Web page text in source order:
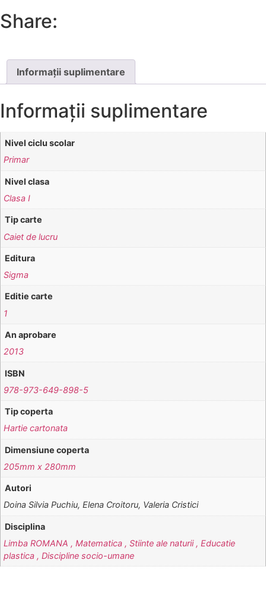
Share:
Informații suplimentare
Informații suplimentare
Nivel ciclu scolar
Primar
Nivel clasa
Clasa I
Tip carte
Caiet de lucru
Editura
Sigma
Editie carte
1
An aprobare
2013
ISBN
978-973-649-898-5
Tip coperta
Hartie cartonata
Dimensiune coperta
205mm x 280mm
Autori
Doina Silvia Puchiu, Elena Croitoru, Valeria Cristici
Disciplina
Limba ROMANA , Matematica , Stiinte ale naturii , Educatie
plastica , Discipline socio-umane